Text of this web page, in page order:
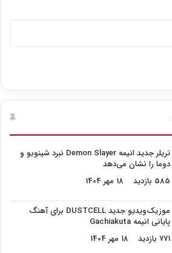
تریلر جدید انیمه Demon Slayer نبرد شینوبو و
دوما را نشان می‌دهد
585 بازدید
18 مهر 1404
موزیک‌ویدیو جدید DUSTCELL برای آهنگ
پایانی انیمه Gachiakuta
771 بازدید
18 مهر 1404